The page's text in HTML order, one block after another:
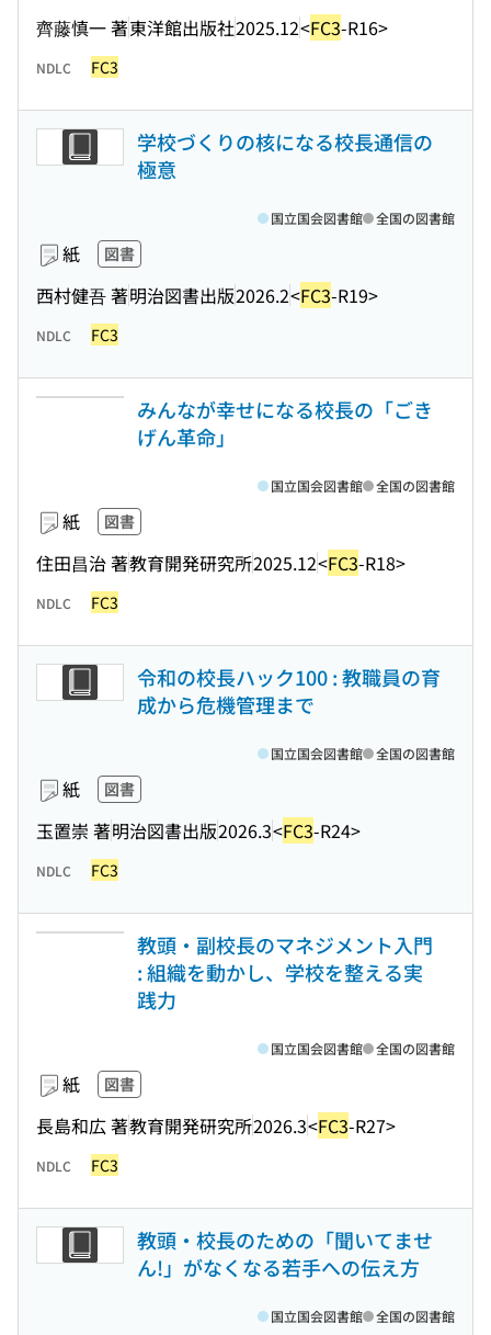
齊藤慎一 著東洋館出版社2025.12<FC3-R16>
NDLC FC3
学校づくりの核になる校長通信の
極意
紙 図書
西村健吾 著明治図書出版2026.2<FC3-R19>
国立国会図書館 全国の図書館
NDLC FC3
みんなが幸せになる校長の「ごき
げん革命」
紙 図書
住田昌治 著教育開発研究所2025.12<FC3-R18>
国立国会図書館 全国の図書館
NDLC FC3
令和の校長ハック100 : 教職員の育
成から危機管理まで
紙 図書
玉置崇 著明治図書出版2026.3<FC3-R24>
国立国会図書館 全国の図書館
NDLC FC3
教頭・副校長のマネジメント入門
: 組織を動かし、学校を整える実
践力
紙 図書
長島和広 著教育開発研究所2026.3<FC3-R27>
国立国会図書館 全国の図書館
NDLC FC3
教頭・校長のための「聞いてませ
ん!」がなくなる若手への伝え方
国立国会図書館 全国の図書館